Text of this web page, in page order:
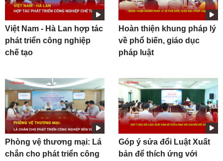
Việt Nam - Hà Lan hợp tác
phát triển công nghiệp
chế tạo
Hoàn thiện khung pháp lý
về phổ biến, giáo dục
pháp luật
Phòng vệ thương mại: Lá
chắn cho phát triển công
Góp ý sửa đổi Luật Xuất
bản để thích ứng với